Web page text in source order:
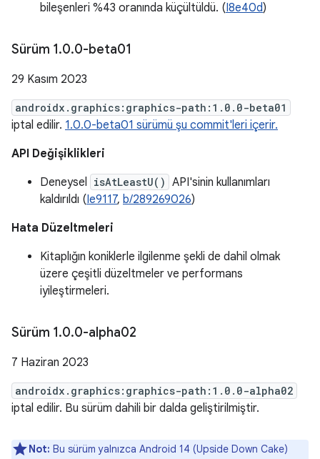
bileşenleri %43 oranında küçültüldü. (I8e40d)
Sürüm 1.0.0-beta01
29 Kasım 2023
androidx.graphics:graphics-path:1.0.0-beta01
iptal edilir. 1.0.0-beta01 sürümü şu commit'leri içerir.
API Değişiklikleri
Deneysel isAtLeastU() API'sinin kullanımları
kaldırıldı (Ie9117, b/289269026)
Hata Düzeltmeleri
Kitaplığın koniklerle ilgilenme şekli de dahil olmak
üzere çeşitli düzeltmeler ve performans
iyileştirmeleri.
Sürüm 1.0.0-alpha02
7 Haziran 2023
androidx.graphics:graphics-path:1.0.0-alpha02
iptal edilir. Bu sürüm dahili bir dalda geliştirilmiştir.
Not: Bu sürüm yalnızca Android 14 (Upside Down Cake)